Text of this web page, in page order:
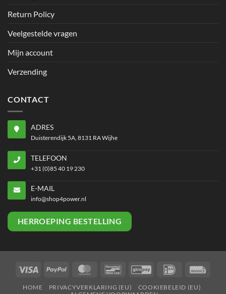
Return Policy
Veelgestelde vragen
Mijn account
Verzending
CONTACT
ADRES
Duisterendijk 5A, 8131 RA Wijhe
TELEFOON
+31 (0)85 40 19 230
E-MAIL
info@shop4power.nl
HERROEPING BESTELLING
Visa PayPal MasterCardBancontactGiroPay IDeal
HOME PRIVACYVERKLARING (EU)
COOKIEBELEID (EU)